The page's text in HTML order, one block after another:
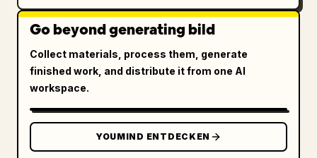
card","label":"Nennung von Bildnachweisen"},
{"icon":"checklist","label":"Einhaltung der
blue banner","text":"
Fazit: Durch präzise Angaben zu Zweck und
Einschränkungen sowie schrittweise
Bilder generieren.
"}}
Go beyond generating bild
Collect materials, process them, generate
finished work, and distribute it from one AI
workspace.
YOUMIND ENTDECKEN